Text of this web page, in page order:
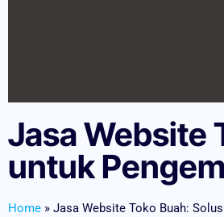
Jasa Website
untuk
Home » Jasa Website Toko Buah: